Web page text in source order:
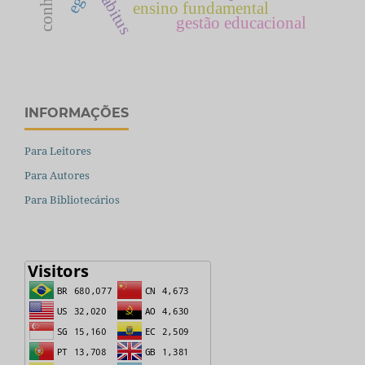
habitusensino fundamental
gestão educacional
INFORMAÇÕES
Para Leitores
Para Autores
Para Bibliotecários